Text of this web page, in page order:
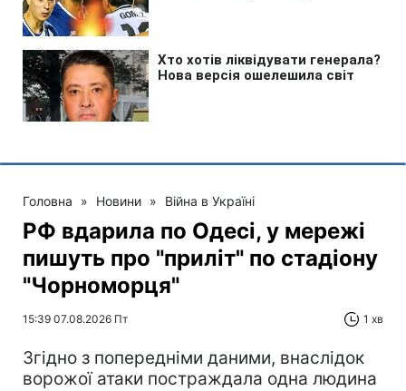
Головна » Новини » Війна в Україні
РФ вдарила по Одесі, у мережі
пишуть про "приліт" по стадіону
"Чорноморця"
15:39 07.08.2026 Пт 1 хв
Згідно з попередніми даними, внаслідок
ворожої атаки постраждала одна людина